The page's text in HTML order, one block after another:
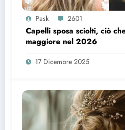
Pask 2601
Capelli sposa sciolti, ciò
maggiore nel 2026
17 Dicembre 2025